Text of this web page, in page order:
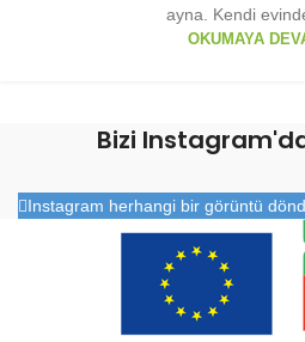
ayna. Kendi
OKUMAYA
Bizi
Instagram herhangi bir görüntü